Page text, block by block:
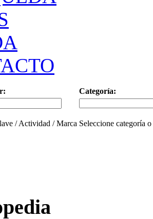
Categoría:
/ Actividad / Marca Seleccione categoría